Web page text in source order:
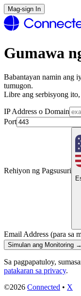
Mag-sign In
Gumawa
Babantayan namin ang
tumugon.
Libre ang serbisyong
IP Address o Domain
Port
Rehiyon ng Pagsusuri
Email Address (para sa
Simulan ang Monitoring →
Sa pagpapatuloy,
patakaran sa privacy.
©2026 Connected • X